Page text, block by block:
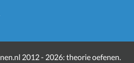
2012 - 2026: theorie oefenen.